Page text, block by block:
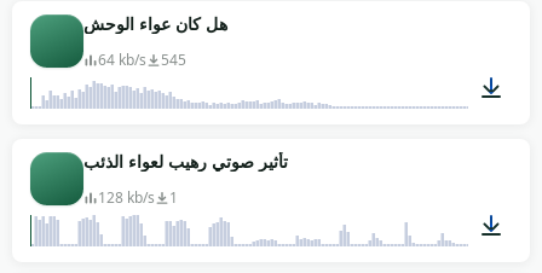
هل كان عواء الوحش
64 kb/s 545
تأثير صوتي رهيب لعواء الذئب
128 kb/s 1